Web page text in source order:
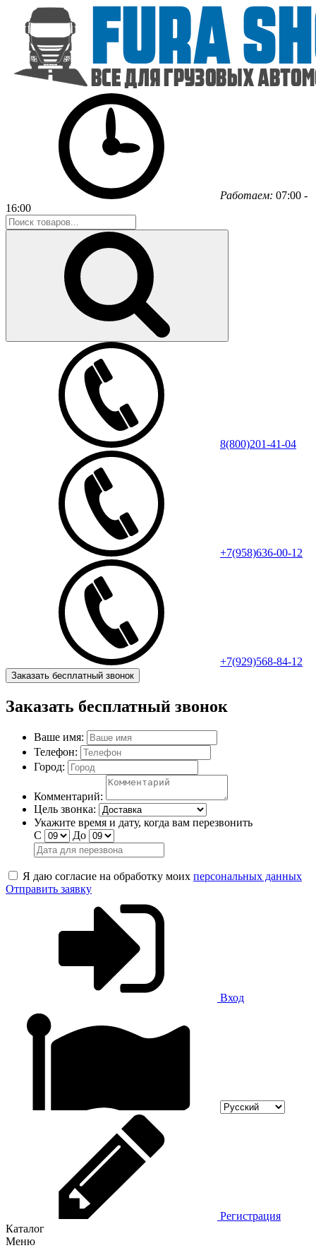
Работаем: 07:00 -
16:00
8(800)201-41-04
+7(958)636-00-12
+7(929)568-84-12
Заказать бесплатный звонок
Заказать бесплатный звонок
Ваше имя:
Телефон:
Город:
Комментарий:
Цель звонка:
Укажите время и дату, когда вам перезвонить
С
До
Я даю согласие на обработку моих персональных данных
Отправить заявку
Вход
Регистрация
Каталог
Меню